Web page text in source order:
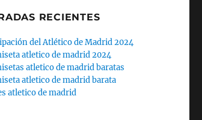
RECIENTES
del Atlético de Madrid 2024
atletico de madrid 2024
atletico de madrid baratas
atletico de madrid barata
atletico de madrid